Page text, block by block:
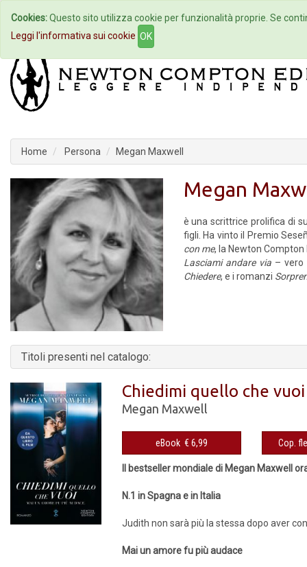
Home Autori Eventi
Home Persona Megan Maxwell
Megan
è una scrittrice prolifica di
figli. Ha vinto il Premio
con me, la Newton
Lasciami andare via– vero
Chiedere, e i romanzi
Titoli presenti nel catalogo:
Chiedimi quello che vuoi
Megan Maxwell
eBook € 6,99
Il bestseller mondiale di Megan Maxwell
N.1 in Spagna e in Italia
Judith non sarà più la stessa dopo aver
Mai un amore fu più audace
Cookies:Questo sito utilizza cookie per funzionalità proprie. Se
Leggi l'informativa sui cookie OK